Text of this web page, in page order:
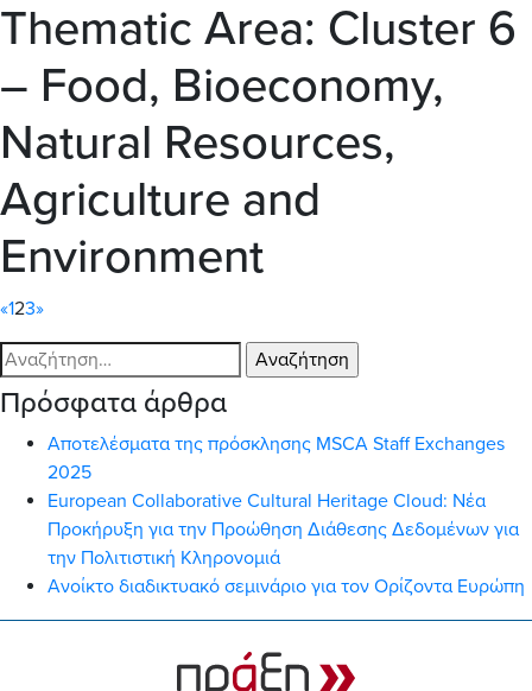
Thematic Area: Cluster 6
– Food, Bioeconomy,
Natural Resources,
Agriculture and
Environment
«123»
Αναζήτηση
για:
Πρόσφατα άρθρα
Αποτελέσματα της πρόσκλησης MSCA Staff Exchanges
2025
European Collaborative Cultural Heritage Cloud: Νέα
Προκήρυξη για την Προώθηση Διάθεσης Δεδομένων για
την Πολιτιστική Κληρονομιά
Ανοίκτο διαδικτυακό σεμινάριο για τον Ορίζοντα Ευρώπη